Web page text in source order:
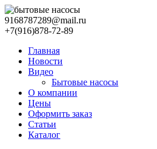
9168787289@mail.ru
+7(916)878-72-89
Главная
Новости
Видео
Бытовые насосы
О компании
Цены
Оформить заказ
Статьи
Каталог